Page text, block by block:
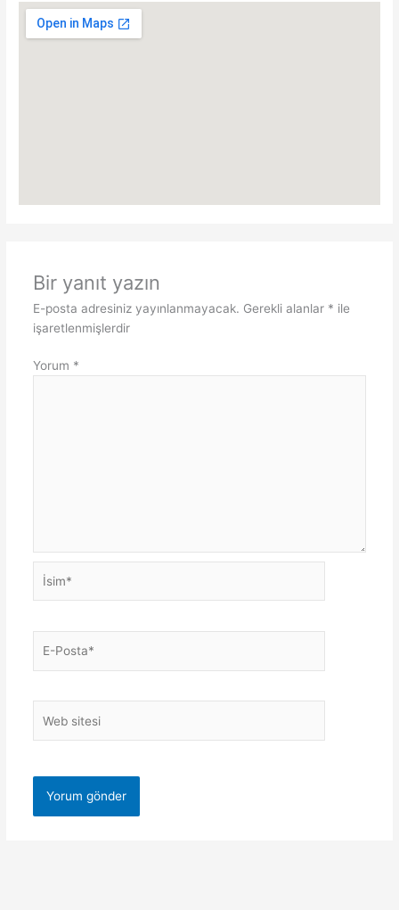
Bir yanıt yazın
E-posta adresiniz yayınlanmayacak. Gerekli alanlar * ile
işaretlenmişlerdir
Yorum *
Posta*
sitesi